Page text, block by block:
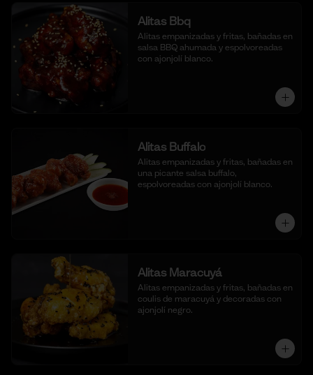
Alitas Bbq
Alitas empanizadas y fritas, bañadas en
salsa BBQ ahumada y espolvoreadas
con ajonjolí blanco.
Alitas Buffalo
Alitas empanizadas y fritas, bañadas en
una picante salsa buffalo,
espolvoreadas con ajonjolí blanco.
Alitas Maracuyá
Alitas empanizadas y fritas, bañadas en
coulis de maracuyá y decoradas con
ajonjolí negro.